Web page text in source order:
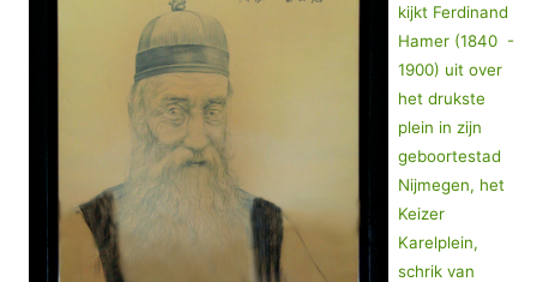
kijkt Ferdinand
Hamer (1840 -
1900) uit over
het drukste
plein in zijn
geboortestad
Nijmegen, het
Keizer
Karelplein,
schrik van